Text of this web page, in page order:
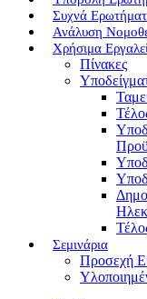
Συχνά
Ανάλυση
Χρήσιμα
Πίνακες
Σεμινάρια
Προσεχή